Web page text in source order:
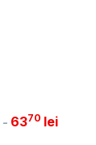
- 6370 lei